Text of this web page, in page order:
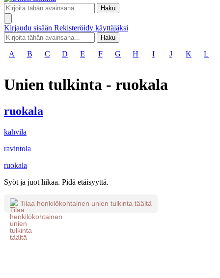
Haku
Kirjaudu sisään Rekisteröidy käyttäjäksi
Haku
A B C D E F G H I J K L
Unien tulkinta - ruokala
ruokala
kahvila
ravintola
ruokala
Syöt ja juot liikaa. Pidä etäisyyttä.
Tilaa henkilökohtainen unien tulkinta täältä